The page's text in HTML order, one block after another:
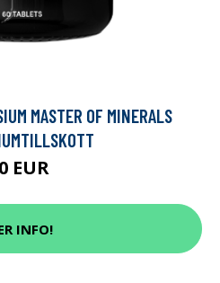
MASTER OF MINERALS
EUR
INFO!